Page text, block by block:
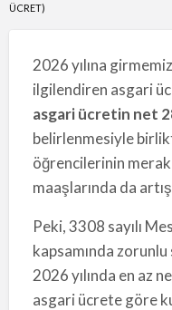
ÜCRET)
2026 yılına
ilgilendiren asgari
asgari ücretin net
belirlenmesiyle
öğrencilerinin
maaşlarında da
Peki, 3308 sayılı
kapsamında
2026 yılında en az
asgari ücrete göre